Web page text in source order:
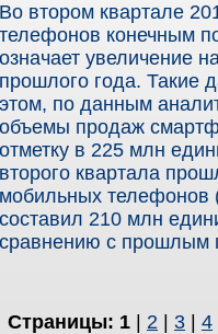
Во втором квартале
телефонов конечным
означает увеличение
прошлого года. Такие
этом, по данным
объемы продаж
отметку в 225 млн
второго квартала
мобильных телефонов
составил 210 млн
сравнению с прошлым
Страницы: 1 | 2 | 3 | 4